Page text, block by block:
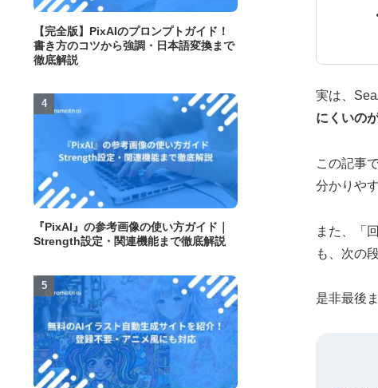
実は、
にくいの
この記事で
分かりや
また、「
も、次の
是非最後
【完全版】PixAIのプロンプトガイド！
書き方のコツから強調・日本語変換まで
徹底解説
『PixAI』の参考画像の使い方ガイド｜
Strength設定・関連機能まで徹底解説